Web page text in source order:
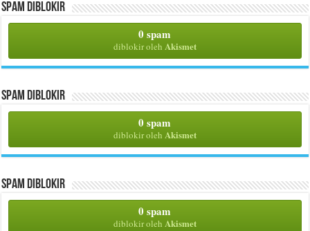
Spam Diblokir
0 spam
diblokir oleh Akismet
Spam Diblokir
0 spam
diblokir oleh Akismet
Spam Diblokir
0 spam
diblokir oleh Akismet